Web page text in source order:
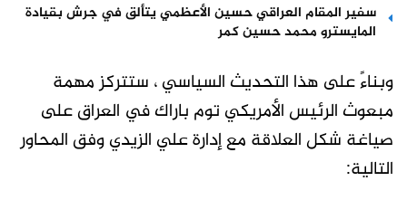
سفير المقام العراقي حسين الأعظمي يتألق في جرش بقيادة
المايسترو محمد حسين كمر
وبناءً على هذا التحديث السياسي ، ستتركز مهمة
مبعوث الرئيس الأمريكي توم باراك في العراق على
صياغة شكل العلاقة مع إدارة علي الزيدي وفق المحاور
التالية: